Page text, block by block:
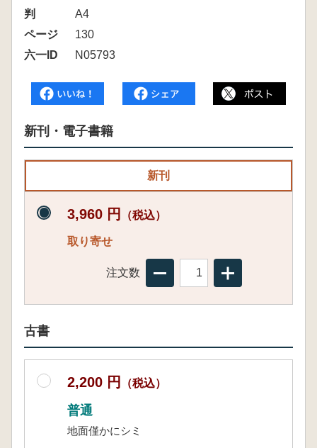
判
A4
ページ
130
六一ID
N05793
新刊・電子書籍
新刊
3,960 円 （税込）
取り寄せ
注文数
古書
2,200 円 （税込）
普通
地面僅かにシミ